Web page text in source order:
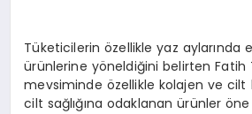
Tüketicilerin özellikle yaz aylarında
ürünlerine yöneldiğini belirten Fatih
mevsiminde özellikle kolajen ve cilt
cilt sağlığına odaklanan ürünler öne